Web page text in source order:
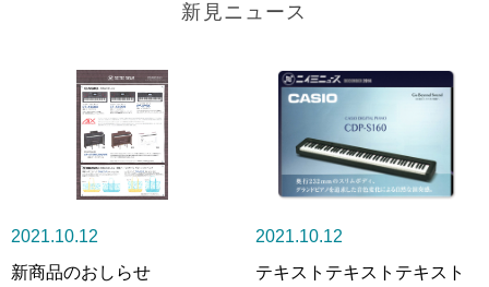
新見ニュース
2021.10.12
新商品のおしらせ
2021.10.12
テキストテキストテキスト